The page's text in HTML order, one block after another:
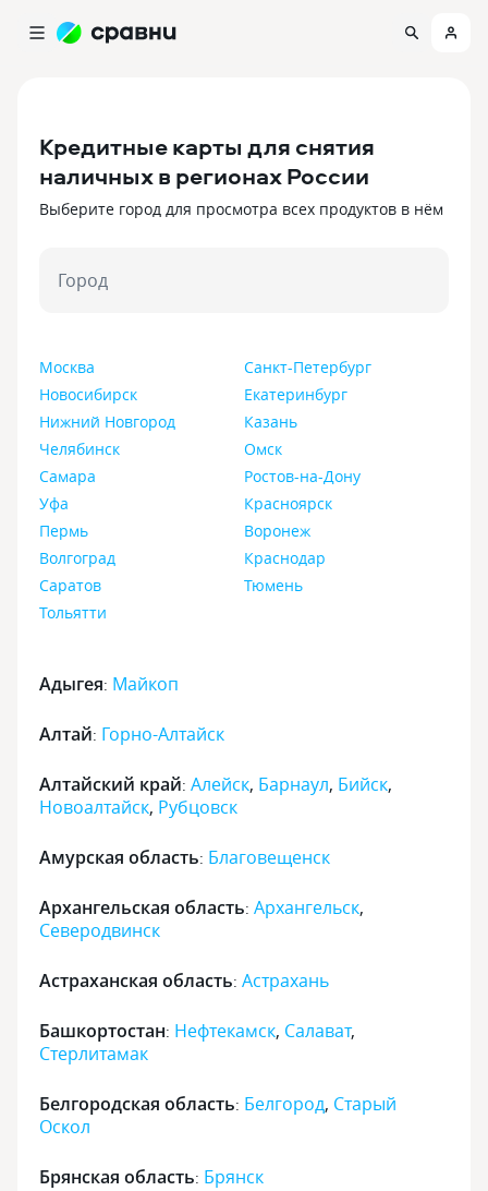
Кредитные карты для снятия
наличных в регионах России
Выберите город для просмотра всех продуктов в нём
Город
Москва
Санкт-Петербург
Новосибирск
Екатеринбург
Нижний Новгород
Казань
Челябинск
Омск
Самара
Ростов-на-Дону
Уфа
Красноярск
Пермь
Воронеж
Волгоград
Краснодар
Саратов
Тюмень
Тольятти
Адыгея: Майкоп
Алтай: Горно-Алтайск
Алтайский край: Алейск, Барнаул, Бийск,
Новоалтайск, Рубцовск
Амурская область: Благовещенск
Архангельская область: Архангельск,
Северодвинск
Астраханская область: Астрахань
Башкортостан: Нефтекамск, Салават,
Стерлитамак
Белгородская область: Белгород, Старый
Оскол
Брянская область: Брянск